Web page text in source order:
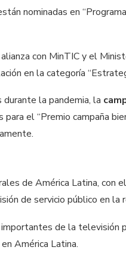
nominadas en
con MinTIC y el
en la categoría
la pandemia, la
para el “Premio campaña
de América Latina, con
de servicio público en la
de la televisión
América Latina.